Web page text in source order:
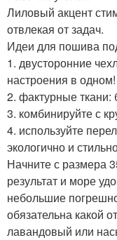
Лиловый акцент
отвлекая от задач.
Идеи для пошива
1. двусторонние
настроения в одном!
2. фактурные ткани:
3. комбинируйте с
4. используйте
экологично и
Начните с размера
результат и море
небольшие
обязательна какой
лавандовый или